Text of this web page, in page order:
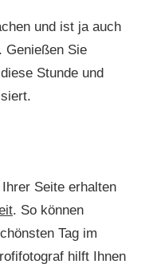
und ist ja auch
Genießen Sie
Stunde und
Seite erhalten
. So können
Tag im
hilft Ihnen